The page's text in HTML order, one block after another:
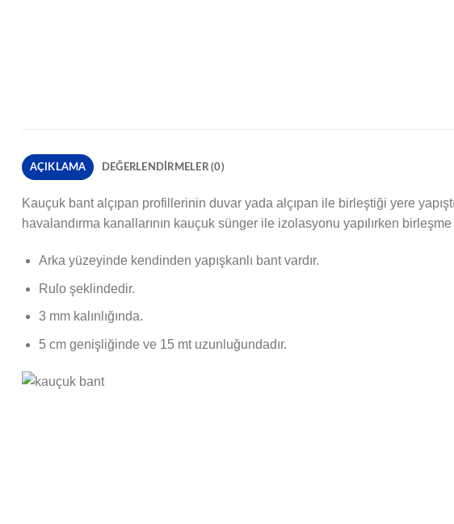
AÇIKLAMA DEĞERLENDIRMELER (0)
Kauçuk bant alçıpan profillerinin duvar yada alçıpan ile birleştiği yere
havalandırma kanallarının kauçuk sünger ile izolasyonu yapılırken birleşme
Arka yüzeyinde kendinden yapışkanlı bant vardır.
Rulo şeklindedir.
3 mm kalınlığında.
5 cm genişliğinde ve 15 mt uzunluğundadır.